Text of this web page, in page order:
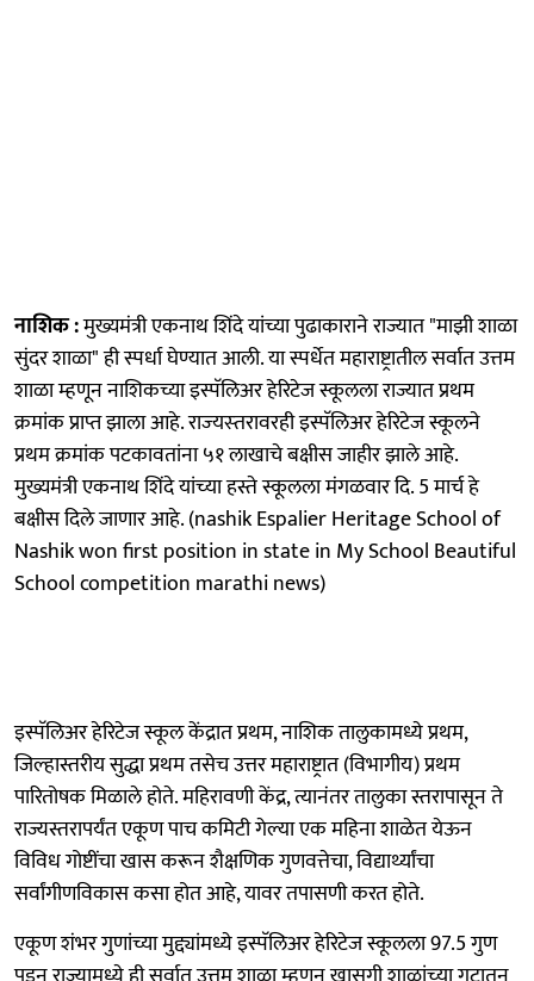
नाशिक :मुख्यमंत्री एकनाथ शिंदे यांच्या पुढाकाराने राज्यात "माझी शाळा
सुंदर शाळा" ही स्पर्धा घेण्यात आली. या स्पर्धेत महाराष्ट्रातील सर्वात उत्तम
शाळा म्हणून नाशिकच्या इस्पॅलिअर हेरिटेज स्कूलला राज्यात प्रथम
क्रमांक प्राप्त झाला आहे. राज्‍यस्‍तरावरही इस्पॅलिअर हेरिटेज स्कूलने
प्रथम क्रमांक पटकावतांना ५१ लाखाचे बक्षीस जाहीर झाले आहे.
मुख्यमंत्री एकनाथ शिंदे यांच्‍या हस्ते स्कूलला मंगळवार दि. 5 मार्च हे
बक्षीस दिले जाणार आहे. (nashik Espalier Heritage School of
Nashik won first position in state in My School Beautiful
School competition marathi news)
इस्पॅलिअर हेरिटेज स्कूल केंद्रात प्रथम, नाशिक तालुकामध्ये प्रथम,
जिल्हास्तरीय सुद्धा प्रथम तसेच उत्तर महाराष्ट्रात (विभागीय) प्रथम
पारितोषक मिळाले होते. महिरावणी केंद्र, त्यानंतर तालुका स्तरापासून ते
राज्यस्तरापर्यंत एकूण पाच कमिटी गेल्या एक महिना शाळेत येऊन
विविध गोष्टींचा खास करून शैक्षणिक गुणवत्तेचा, विद्यार्थ्यांचा
सर्वांगीणविकास कसा होत आहे, यावर तपासणी करत होते.
एकूण शंभर गुणांच्या मुद्द्यांमध्ये इस्पॅलिअर हेरिटेज स्कूलला 97.5 गुण